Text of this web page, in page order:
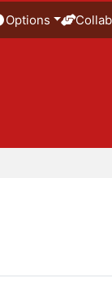
Options